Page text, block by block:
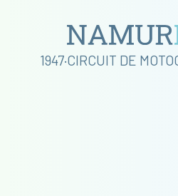
1947·CIRCUIT DE